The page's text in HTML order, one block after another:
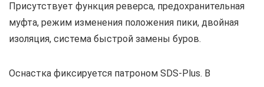
Присутствует функция реверса, предохранительная
муфта, режим изменения положения пики, двойная
изоляция, система быстрой замены буров.
Оснастка фиксируется патроном SDS-Plus. В